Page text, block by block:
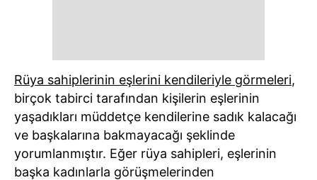
Rüya sahiplerinin eşlerini kendileriyle görmeleri,
birçok tabirci tarafından kişilerin eşlerinin
yaşadıkları müddetçe kendilerine sadık kalacağı
ve başkalarına bakmayacağı şeklinde
yorumlanmıştır. Eğer rüya sahipleri, eşlerinin
başka kadınlarla görüşmelerinden